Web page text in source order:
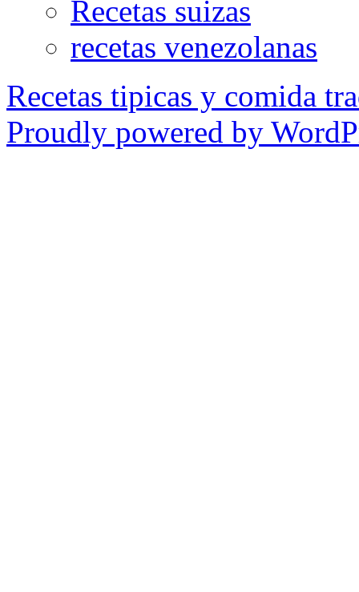
Recetas suizas
recetas venezolanas
Recetas tipicas y comida
Proudly powered by